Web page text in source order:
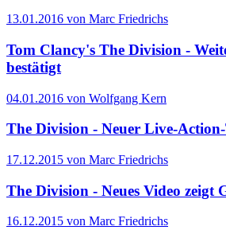
13.01.2016 von Marc Friedrichs
Tom Clancy's The Division -
bestätigt
04.01.2016 von Wolfgang Kern
The Division - Neuer Live-
17.12.2015 von Marc Friedrichs
The Division - Neues Video zeigt
16.12.2015 von Marc Friedrichs